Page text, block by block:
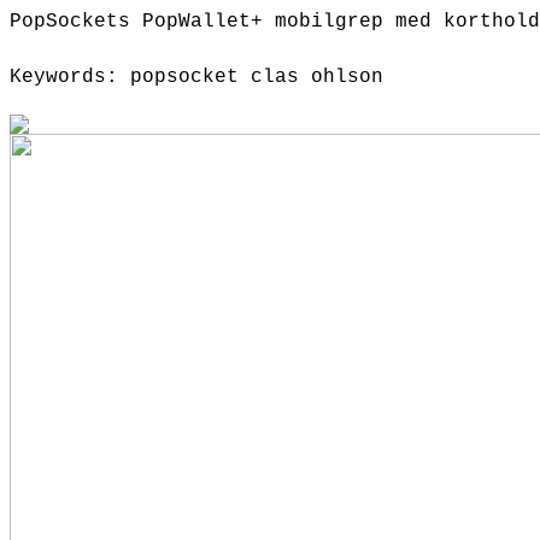
PopSockets PopWallet+ mobilgrep med
Keywords: popsocket clas ohlson